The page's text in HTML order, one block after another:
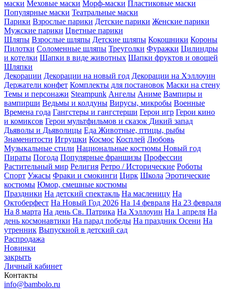
маски Меховые маски Морф-маски Пластиковые маски
Популярные маски Театральные маски
Парики Взрослые парики Детские парики Женские парики
Мужские парики Цветные парики
Шляпы Взрослые шляпы Детские шляпы Кокошники Короны
Пилотки Соломенные шляпы Треуголки Фуражки Цилиндры
и котелки Шапки в виде животных Шапки фруктов и овощей
Шляпки
Декорации Декорации на новый год Декорации на Хэллоуин
Держатели конфет Комплекты для постановок Маски на стену
Темы и персонажи Steampunk Ангелы Аниме Вампиры и
вампирши Ведьмы и колдуны Вирусы, микробы Военные
Времена года Гангстеры и гангстерши Герои игр Герои кино
и комиксов Герои мультфильмов и сказок Дикий запад
Дьяволы и Дьяволицы Еда Животные, птицы, рыбы
Знаменитости Игрушки Космос Косплей Любовь
Музыкальные стили Национальные костюмы Новый год
Пираты Погода Популярные франшизы Профессии
Растительный мир Религия Ретро / Исторические Роботы
Спорт Ужасы Фраки и смокинги Цирк Школа Эротические
костюмы Юмор, смешные костюмы
Праздники На детский спектакль На масленицу На
Октоберфест На Новый Год 2026 На 14 февраля На 23 февраля
На 8 марта На день Св. Патрика На Хэллоуин На 1 апреля На
день космонавтики На парад победы На праздник Осени На
утренник Выпускной в детский сад
Распродажа
Новинки
закрыть
Личный кабинет
Контакты
info@bambolo.ru